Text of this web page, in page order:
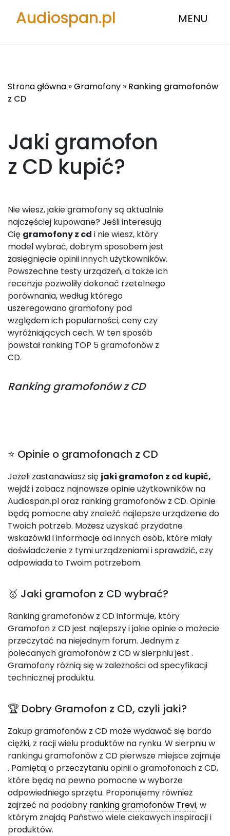
Audiospan.pl MENU
Strona główna »Gramofony » Ranking gramofonów
z CD
Jaki gramofon
z CD kupić?
Nie wiesz, jakie gramofony są aktualnie
najczęściej kupowane? Jeśli interesują
Cię gramofony z cd i nie wiesz, który
model wybrać, dobrym sposobem jest
zasięgnięcie opinii innych użytkowników.
Powszechne testy urządzeń, a także ich
recenzje pozwoliły dokonać rzetelnego
porównania, według którego
uszeregowano gramofony pod
względem ich popularności, ceny czy
wyróżniających cech. W ten sposób
powstał ranking TOP 5 gramofonów z
CD.
Ranking gramofonów z CD
⭐ Opinie o gramofonach z CD
Jeżeli zastanawiasz się jaki gramofon z cd kupić,
wejdź i zobacz najnowsze opinie użytkowników na
Audiospan.pl oraz ranking gramofonów z CD. Opinie
będą pomocne aby znaleźć najlepsze urządzenie do
Twoich potrzeb. Możesz uzyskać przydatne
wskazówki i informacje od innych osób, które miały
doświadczenie z tymi urządzeniami i sprawdzić, czy
odpowiada to Twoim potrzebom.
🥇 Jaki gramofon z CD wybrać?
Ranking gramofonów z CD informuje, który
Gramofon z CD jest najlepszy i jakie opinie o możecie
przeczytać na niejednym forum. Jednym z
polecanych gramofonów z CD w sierpniu jest .
Gramofony różnią się w zależności od specyfikacji
technicznej produktu.
🏆 Dobry Gramofon z CD, czyli jaki?
Zakup gramofonów z CD może wydawać się bardo
ciężki, z racji wielu produktów na rynku. W sierpniu w
rankingu gramofonów z CD pierwsze miejsce zajmuje
. Pamiętaj o przeczytaniu opinii o gramofonach z CD,
które będą na pewno pomocne w wyborze
odpowiedniego sprzętu. Proponujemy również
zajrzeć na podobny ranking gramofonów Trevi, w
którym znajdą Państwo wiele ciekawych inspiracji i
produktów.